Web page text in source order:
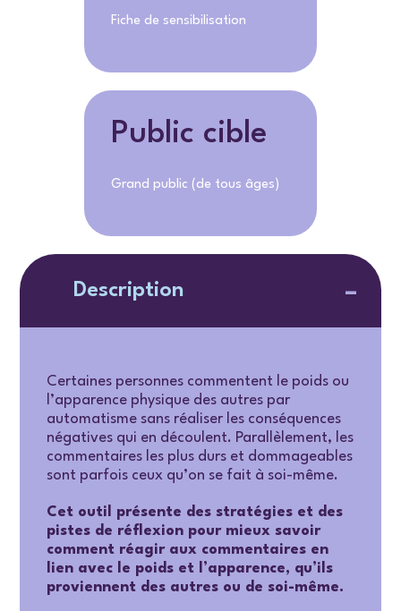
Fiche de sensibilisation
Public cible
Grand public (de tous âges)
Description
Certaines personnes commentent le poids ou
l’apparence physique des autres par
automatisme sans réaliser les conséquences
négatives qui en découlent. Parallèlement, les
commentaires les plus durs et dommageables
sont parfois ceux qu’on se fait à soi-même.
Cet outil présente des stratégies et des
pistes de réflexion pour mieux savoir
comment réagir aux commentaires en
lien avec le poids et l’apparence, qu’ils
proviennent des autres ou de soi-même.